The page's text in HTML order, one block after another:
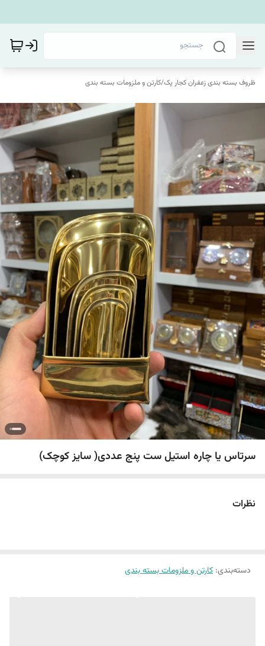
ظروف بسته بندی زعفران کجار پک/کارتن و ملزومات بسته بندی
سرتاس یا چاره استیل ست پنج عددی( سایز کوچک)
نظرات
دسته‌بندی: کارتن و ملزومات بسته بندی